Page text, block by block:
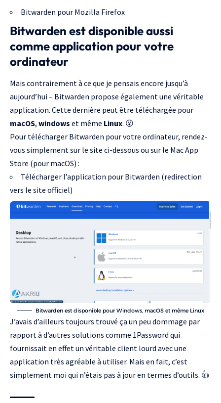
Bitwarden pour Mozilla Firefox
Bitwarden est disponible aussi
comme application pour votre
ordinateur
Mais contrairement à ce que je pensais encore jusqu’à
aujourd’hui – Bitwarden propose également une véritable
application. Cette dernière peut être téléchargée pour
macOS, windows et même Linux. 😮
Pour télécharger Bitwarden pour votre ordinateur, rendez-
vous simplement sur le site ci-dessous ou sur le Mac App
Store (pour macOS) :
Télécharger l’application pour Bitwarden (redirection
vers le site officiel)
Bitwarden est disponible pour Windows, macOS et même Linux
J’avais d’ailleurs toujours trouvé ça un peu dommage par
rapport à d’autres solutions comme 1Password qui
fournissait en effet un véritable client lourd avec une
application très agréable à utiliser. Mais en fait, c’est
simplement moi qui n’étais pas à jour en termes d’outils. 👍